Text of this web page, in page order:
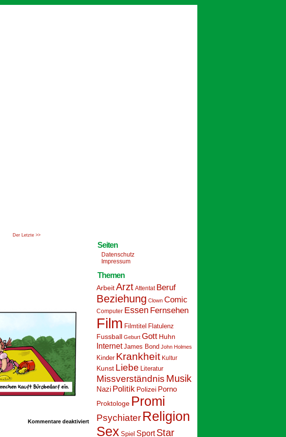
Der Letzte >>
Kommentare deaktiviertfür
Schoolpeppers
Seiten
Datenschutz
Impressum
Themen
ArbeitArzt Attentat Beruf
Beziehung Clown Comic
Computer Essen Fernsehen
Film Filmtitel Flatulenz
Fussball Geburt Gott Huhn
Internet James Bond John Holmes
Kinder Krankheit Kultur
Kunst Liebe Literatur
Missverständnis Musik
Nazi Politik Polizei Porno
Proktologe Promi
Psychiater Religion
Sex Spiel Sport Star